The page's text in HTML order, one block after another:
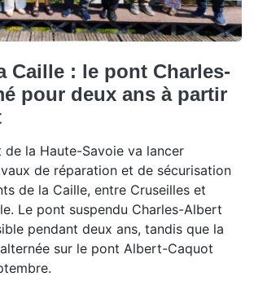
Caille : le pont Charles-
pour deux ans à partir
de la Haute-Savoie va lancer
de réparation et de sécurisation
de la Caille, entre Cruseilles et
Le pont suspendu Charles-Albert
pendant deux ans, tandis que la
sur le pont Albert-Caquot